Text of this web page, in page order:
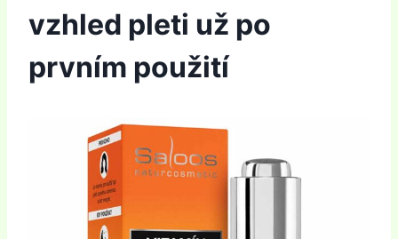
vzhled pleti už po
prvním použití